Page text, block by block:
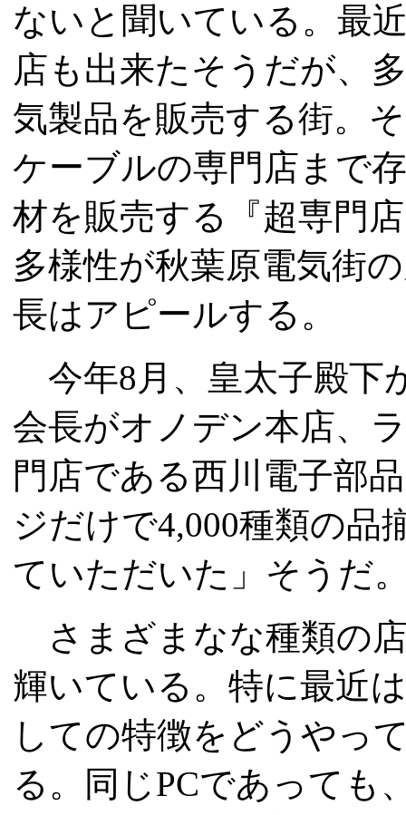
ないと聞いている。最
店も出来たそうだが、
気製品を販売する街。
ケーブルの専門店まで
材を販売する『超専門
多様性が秋葉原電気街
長はアピールする。
今年8月、皇太子殿下
会長がオノデン本店、
門店である西川電子部
ジだけで4,000種類の品
ていただいた」そうだ
さまざまなな種類の
輝いている。特に最近
しての特徴をどうやっ
る。同じPCであっても